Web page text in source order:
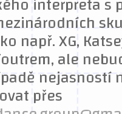
např. XG,
ale
nejasností
přes